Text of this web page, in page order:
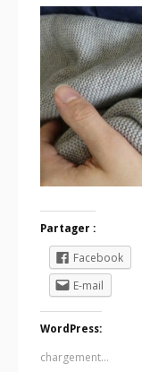
Partager :
Facebook
E-mail
WordPress:
chargement…